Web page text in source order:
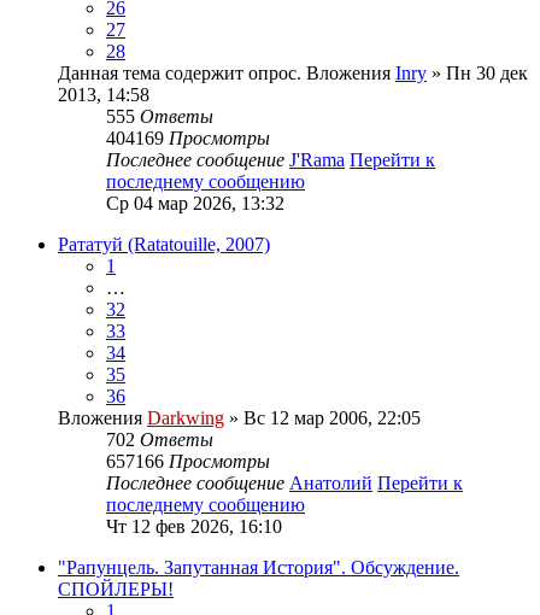
26
27
28
Данная тема содержит опрос. Вложения Inry » Пн 30 дек
2013, 14:58
555 Ответы
404169 Просмотры
Последнее сообщение J'Rama Перейти к
последнему сообщению
Ср 04 мар 2026, 13:32
Рататуй (Ratatouille, 2007)
1
…
32
33
34
35
36
Вложения Darkwing » Вс 12 мар 2006, 22:05
702 Ответы
657166 Просмотры
Последнее сообщение Анатолий Перейти к
последнему сообщению
Чт 12 фев 2026, 16:10
"Рапунцель. Запутанная История". Обсуждение.
СПОЙЛЕРЫ!
1